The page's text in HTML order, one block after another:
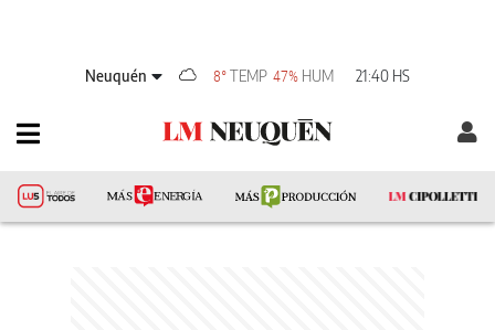
Neuquén 8°TEMP 47% HUM 21:40 HS